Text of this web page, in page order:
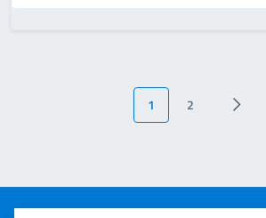
1 2